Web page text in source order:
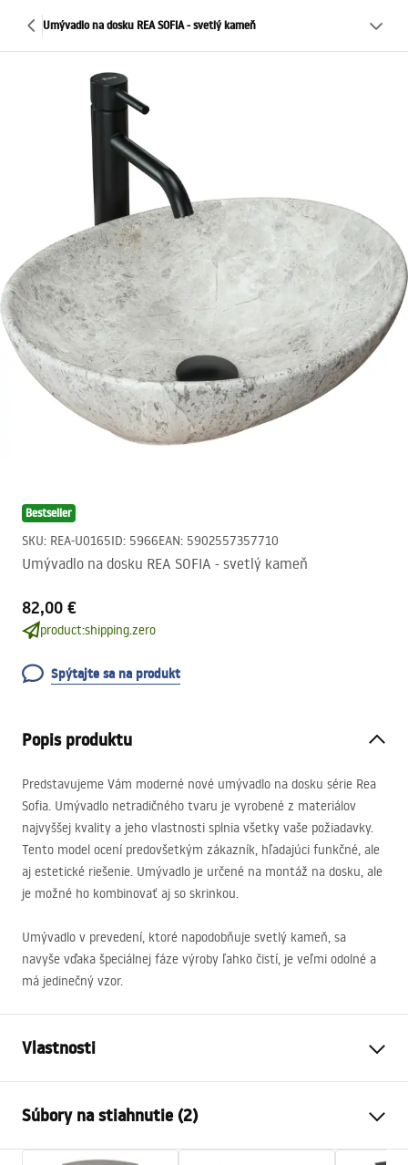
Umývadlo na dosku REA SOFIA - svetlý kameň
Bestseller
SKU: REA-U0165ID: 5966EAN: 5902557357710
Umývadlo na dosku REA SOFIA - svetlý kameň
82,00 €
product:shipping.zero
Spýtajte sa na produkt
Popis produktu
Predstavujeme Vám moderné nové umývadlo na dosku série Rea
Sofia. Umývadlo netradičného tvaru je vyrobené z materiálov
najvyššej kvality a jeho vlastnosti splnia všetky vaše požiadavky.
Tento model ocení predovšetkým zákazník, hľadajúci funkčné, ale
aj estetické riešenie. Umývadlo je určené na montáž na dosku, ale
je možné ho kombinovať aj so skrinkou.
Umývadlo v prevedení, ktoré napodobňuje svetlý kameň, sa
navyše vďaka špeciálnej fáze výroby ľahko čistí, je veľmi odolné a
má jedinečný vzor.
Vlastnosti
Materiál
Farba
Imitácia kameňa
Súbory na stiahnutie (2)